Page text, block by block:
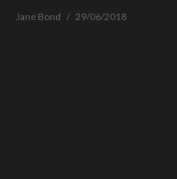
Jane Bond 29/06/2018